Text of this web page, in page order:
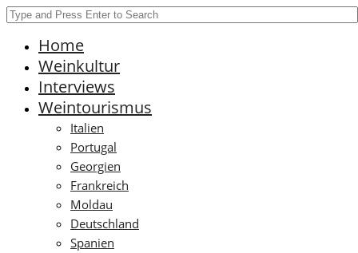
Home
Weinkultur
Interviews
Weintourismus
Italien
Portugal
Georgien
Frankreich
Moldau
Deutschland
Spanien